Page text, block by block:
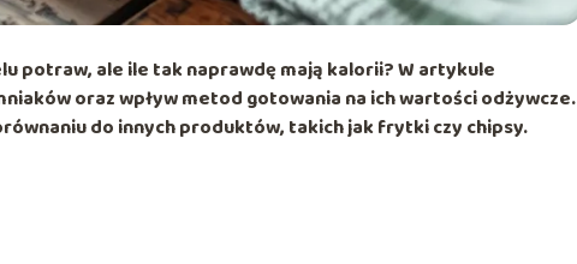
potraw, ale ile tak naprawdę mają kalorii? W artykule
oraz wpływ metod gotowania na ich wartości odżywcze.
do innych produktów, takich jak frytki czy chipsy.